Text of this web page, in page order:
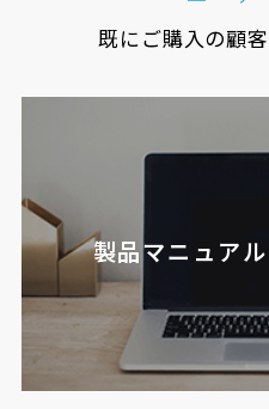
既にご購入の顧
製品マニュア